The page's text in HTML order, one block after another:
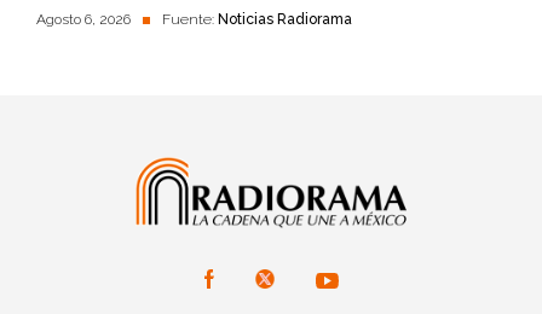
Agosto 6, 2026 Fuente: Noticias Radiorama